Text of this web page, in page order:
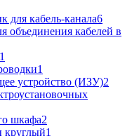
для кабель-канала6
объединения кабелей в
1
устройство (ИЗУ)2
шкафа2
круглый1